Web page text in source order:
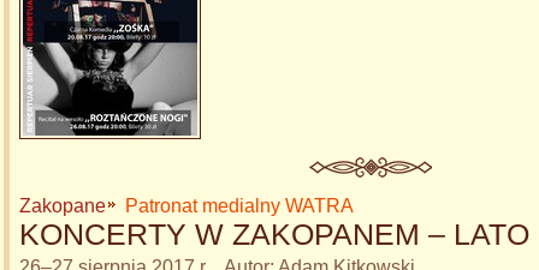
Zakopane Patronat medialny WATRA
KONCERTY W ZAKOPANEM – LATO